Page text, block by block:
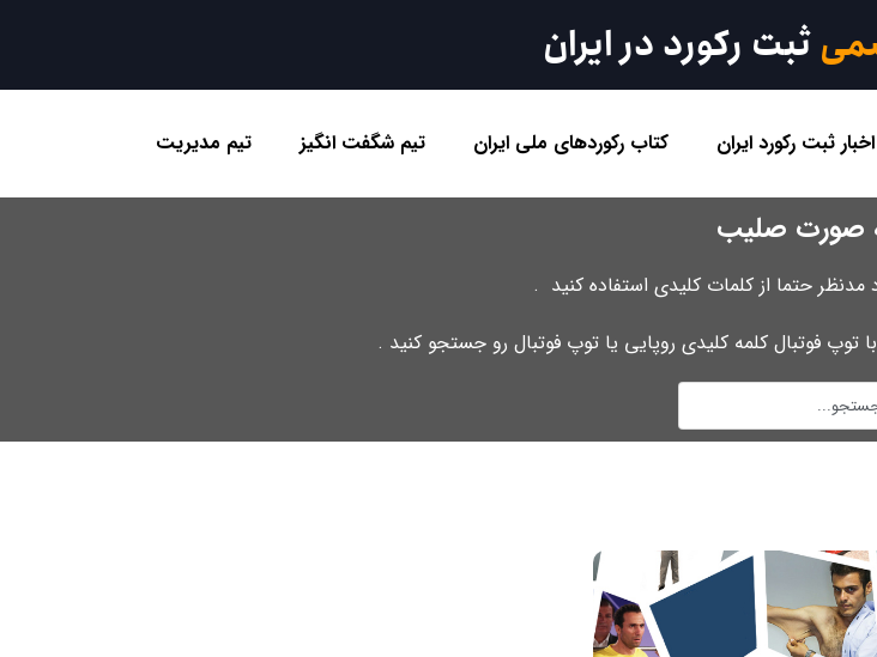
ثبت رکورد در ایران
اخبار ثبت رکورد ایران کتاب رکوردهای ملی ایران تیم شگفت انگیز تیم مدیریت
صورت صلیب
حتما از کلمات کلیدی استفاده کنید .
توپ فوتبال کلمه کلیدی روپایی یا توپ فوتبال رو جستجو کنید .